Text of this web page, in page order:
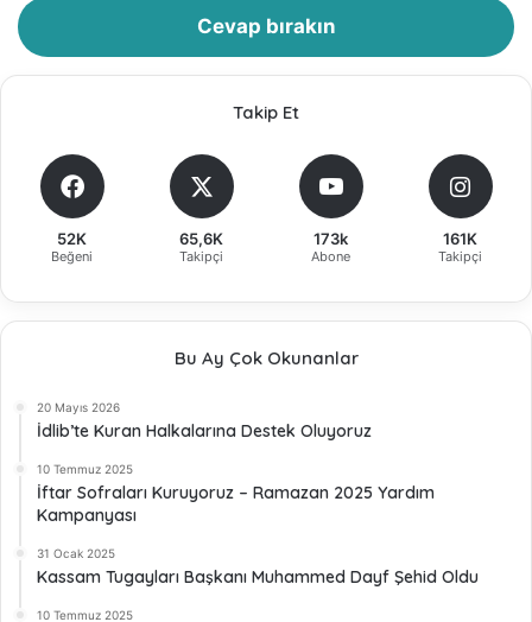
Cevap bırakın
Takip Et
52K
Beğeni
65,6K
Takipçi
173k
Abone
161K
Takipçi
Bu Ay Çok Okunanlar
20 Mayıs 2026
İdlib’te Kuran Halkalarına Destek Oluyoruz
10 Temmuz 2025
İftar Sofraları Kuruyoruz – Ramazan 2025 Yardım
Kampanyası
31 Ocak 2025
Kassam Tugayları Başkanı Muhammed Dayf Şehid Oldu
10 Temmuz 2025